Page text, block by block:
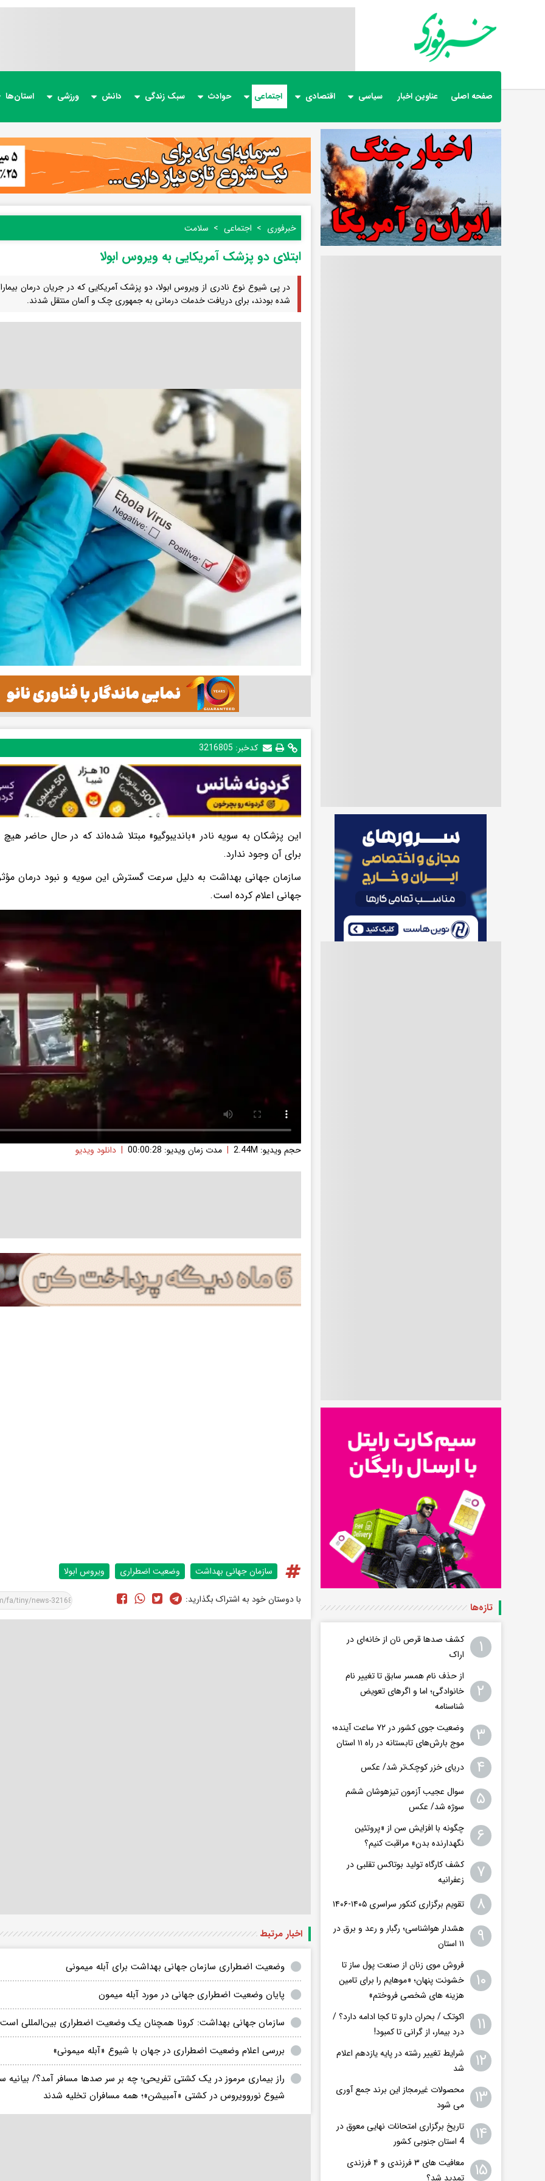
صفحه اصلی عناوین اخبار سیاسی اقتصادی اجتماعی حوادث سبک زندگی دانش ورزشی استان‌ها
خبرفوری اجتماعی سلامت
ابتلای دو پزشک آمریکایی به ویروس ابولا
در پی شیوع نوع نادری از ویروس ابولا، دو پزشک آمریکایی که در جریان درمان
شده بودند، برای دریافت خدمات درمانی به جمهوری چک و آلمان منتقل شدند.
کدخبر: 3216805
این پزشکان به سویه نادر «باندیبوگیو» مبتلا شده‌اند که در حال حاضر
برای آن وجود ندارد.
سازمان جهانی بهداشت به دلیل سرعت گسترش این سویه و نبود درمان
جهانی اعلام کرده است.
حجم ویدیو: 2.44M | مدت زمان ویدیو: 00:00:28 | دانلود ویدیو
سازمان جهانی بهداشت وضعیت اضطراری ویروس ابولا
با دوستان خود به اشتراک بگذارید:
اخبار مرتبط
وضعیت اضطراری سازمان جهانی بهداشت برای آبله میمونی
پایان وضعیت اضطراری جهانی در مورد آبله میمون
سازمان جهانی بهداشت: کرونا همچنان یک وضعیت اضطراری بین‌المللی است
بررسی اعلام وضعیت اضطراری در جهان با شیوع «آبله میمونی»
راز بیماری مرموز در یک کشتی تفریحی؛ چه بر سر صدها مسافر آمد؟/ بیانیه
شیوع نوروویروس در کشتی «آمبیشن»؛ همه مسافران تخلیه شدند
تازه‌ها
۱
کشف صدها قرص نان از خانه‌ای در
اراک
۲
از حذف نام همسر سابق تا تغییر نام
خانوادگی؛ اما و اگرهای تعویض
شناسنامه
۳
وضعیت جوی کشور در ۷۲ ساعت آینده؛
موج بارش‌های تابستانه در راه ۱۱ استان
۴ دریای خزر کوچک‌تر شد/ عکس
۵
سوال عجیب آزمون تیزهوشان ششم
سوژه شد/ عکس
۶
چگونه با افزایش سن از «پروتئین
نگهدارنده بدن» مراقبت کنیم؟
۷
کشف کارگاه تولید بوتاکس تقلبی در
زعفرانیه
۸ تقویم برگزاری کنکور سراسری ۱۴۰۵-۱۴۰۶
۹
هشدار هواشناسی؛ رگبار و رعد و برق در
۱۱ استان‌
۱۰
فروش موی زنان از صنعت پول ساز تا
خشونت پنهان؛ «موهایم را برای تامین
هزینه های شخصی فروختم»
۱۱
اکوتک / بحران دارو تا کجا ادامه دارد؟ /
درد بیمار، از گرانی تا کمبود!
۱۲
شرایط تغییر رشته در پایه یازدهم اعلام
شد
۱۳
محصولات غیرمجاز این برند جمع آوری
می شود
۱۴
تاریخ برگزاری امتحانات نهایی معوق در
4 استان جنوبی کشور
۱۵
معافیت های ۳ فرزندی و ۴ فرزندی
تمدید شد؟